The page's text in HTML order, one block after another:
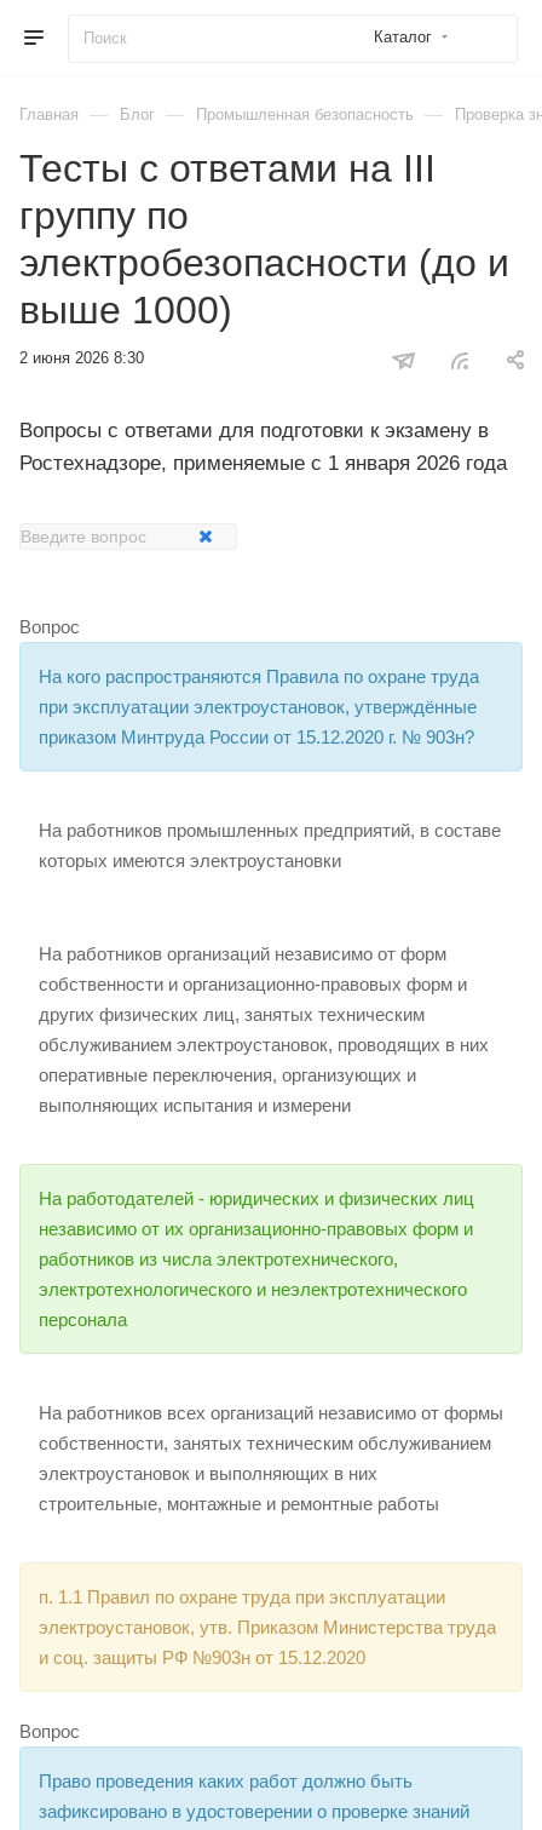
Каталог
Главная — Блог — Промышленная безопасность — Проверка
Тесты с ответами на III
группу по
электробезопасности (до и
выше 1000)
2 июня 2026 8:30
Вопросы с ответами для подготовки к экзамену в
Ростехнадзоре, применяемые с 1 января 2026 года
Вопрос
На кого распространяются Правила по охране труда
при эксплуатации электроустановок, утверждённые
приказом Минтруда России от 15.12.2020 г. № 903н?
На работников промышленных предприятий, в составе
которых имеются электроустановки
На работников организаций независимо от форм
собственности и организационно-правовых форм и
других физических лиц, занятых техническим
обслуживанием электроустановок, проводящих в них
оперативные переключения, организующих и
выполняющих испытания и измерени
На работодателей - юридических и физических лиц
независимо от их организационно-правовых форм и
работников из числа электротехнического,
электротехнологического и неэлектротехнического
персонала
На работников всех организаций независимо от формы
собственности, занятых техническим обслуживанием
электроустановок и выполняющих в них
строительные, монтажные и ремонтные работы
п. 1.1 Правил по охране труда при эксплуатации
электроустановок, утв. Приказом Министерства труда
и соц. защиты РФ №903н от 15.12.2020
Вопрос
Право проведения каких работ должно быть
зафиксировано в удостоверении о проверке знаний